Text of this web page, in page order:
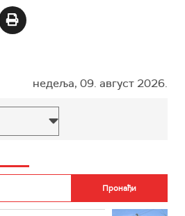
недеља, 09. август 2026.